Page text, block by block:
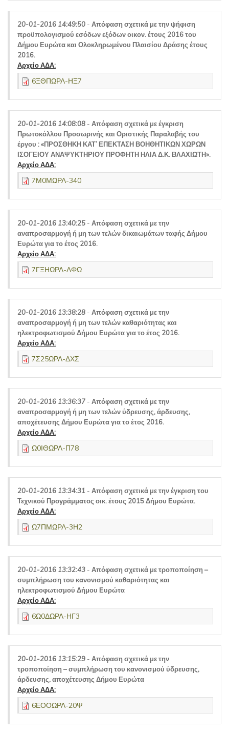
20-01-2016 14:49:50 - Απόφαση σχετικά με την ψήφιση
προϋπολογισμού εσόδων εξόδων οικον. έτους 2016 του
Δήμου Ευρώτα και Ολοκληρωμένου Πλαισίου Δράσης έτους
2016.
Αρχείο ΑΔΑ:
6ΞΘΠΩΡΛ-ΗΞ7
20-01-2016 14:08:08 - Απόφαση σχετικά με έγκριση
Πρωτοκόλλου Προσωρινής και Οριστικής Παραλαβής του
έργου : «ΠΡΟΣΘΗΚΗ ΚΑΤ’ ΕΠΕΚΤΑΣΗ ΒΟΗΘΗΤΙΚΩΝ ΧΩΡΩΝ
ΙΣΟΓΕΙΟΥ ΑΝΑΨΥΚΤΗΡΙΟΥ ΠΡΟΦΗΤΗ ΗΛΙΑ Δ.Κ. ΒΛΑΧΙΩΤΗ».
Αρχείο ΑΔΑ:
7Μ0ΜΩΡΛ-340
20-01-2016 13:40:25 - Απόφαση σχετικά με την
αναπροσαρμογή ή μη των τελών δικαιωμάτων ταφής Δήμου
Ευρώτα για το έτος 2016.
Αρχείο ΑΔΑ:
7ΓΞΗΩΡΛ-ΛΦΩ
20-01-2016 13:38:28 - Απόφαση σχετικά με την
αναπροσαρμογή ή μη των τελών καθαριότητας και
ηλεκτροφωτισμού Δήμου Ευρώτα για το έτος 2016.
Αρχείο ΑΔΑ:
7Σ25ΩΡΛ-ΔΧΣ
20-01-2016 13:36:37 - Απόφαση σχετικά με την
αναπροσαρμογή ή μη των τελών ύδρευσης, άρδευσης,
αποχέτευσης Δήμου Ευρώτα για το έτος 2016.
Αρχείο ΑΔΑ:
Ω0ΙΘΩΡΛ-Π78
20-01-2016 13:34:31 - Απόφαση σχετικά με την έγκριση του
Τεχνικού Προγράμματος οικ. έτους 2015 Δήμου Ευρώτα.
Αρχείο ΑΔΑ:
Ω7ΠΜΩΡΛ-3Η2
20-01-2016 13:32:43 - Απόφαση σχετικά με τροποποίηση –
συμπλήρωση του κανονισμού καθαριότητας και
ηλεκτροφωτισμού Δήμου Ευρώτα
Αρχείο ΑΔΑ:
6Ω0ΔΩΡΛ-ΗΓ3
20-01-2016 13:15:29 - Απόφαση σχετικά με την
τροποποίηση – συμπλήρωση του κανονισμού ύδρευσης,
άρδευσης, αποχέτευσης Δήμου Ευρώτα
Αρχείο ΑΔΑ:
6ΕΟΟΩΡΛ-20Ψ